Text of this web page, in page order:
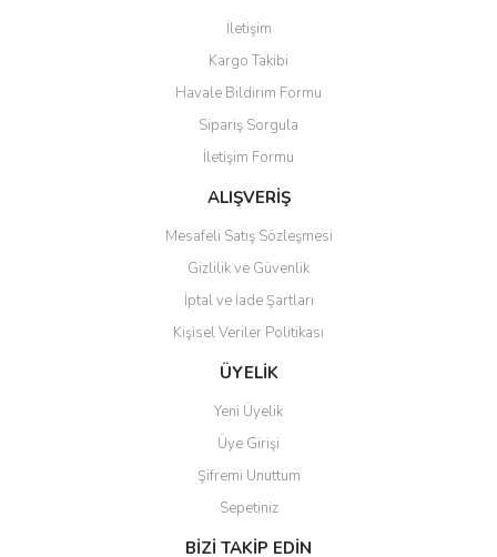
İletişim
Kargo Takibi
Havale Bildirim Formu
Sipariş Sorgula
İletişim Formu
ALIŞVERİŞ
Mesafeli Satış Sözleşmesi
Gizlilik ve Güvenlik
İptal ve İade Şartları
Kişisel Veriler Politikası
ÜYELİK
Yeni Üyelik
Üye Girişi
Şifremi Unuttum
Sepetiniz
BİZİ TAKİP EDİN